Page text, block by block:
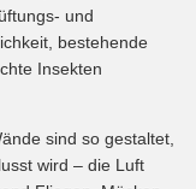
und
bestehende
Insekten
sind so gestaltet,
wird – die Luft